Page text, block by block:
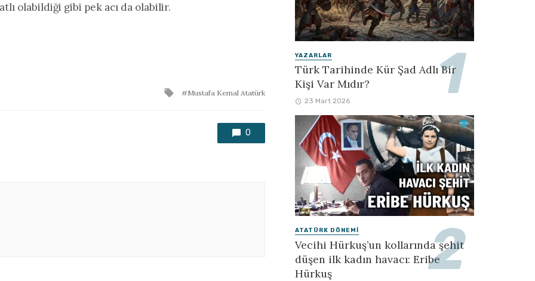
olabildiği gibi pek acı da olabilir.
Tagged
Mustafa Kemal Atatürk
0
YAZARLAR
Türk Tarihinde Kür Şad Adlı Bir
Kişi Var Mıdır?
23 Mart 2026
ATATÜRK DÖNEMI
Vecihi Hürkuş’un kollarında şehit
düşen ilk kadın havacı: Eribe
Hürkuş